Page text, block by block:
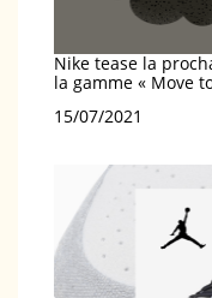
Nike tease la
la gamme « Move
Date
15/07/2021